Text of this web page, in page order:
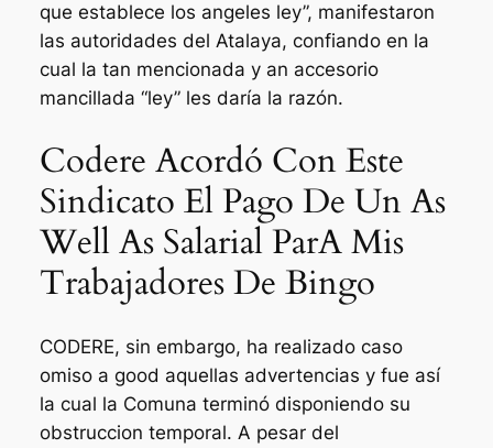
que establece los angeles ley”, manifestaron
las autoridades del Atalaya, confiando en la
cual la tan mencionada y an accesorio
mancillada “ley” les daría la razón.
Codere Acordó Con Este
Sindicato El Pago De Un As
Well As Salarial ParA Mis
Trabajadores De Bingo
CODERE, sin embargo, ha realizado caso
omiso a good aquellas advertencias y fue así
la cual la Comuna terminó disponiendo su
obstruccion temporal. A pesar del